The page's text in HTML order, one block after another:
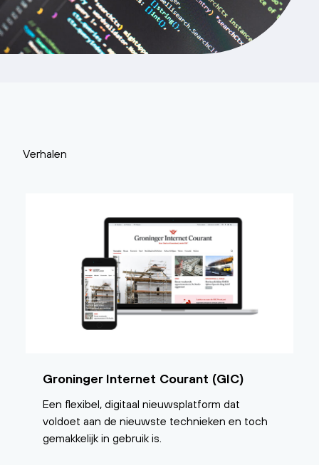
Verhalen
Groninger Internet Courant (GIC)
Een flexibel, digitaal nieuwsplatform dat
voldoet aan de nieuwste technieken en toch
gemakkelijk in gebruik is.